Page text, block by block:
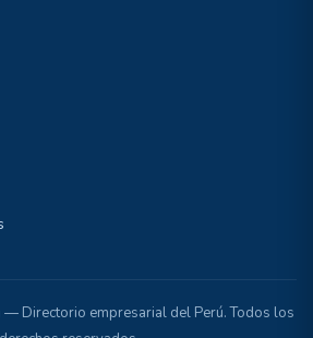
Directorio empresarial del Perú. Todos los